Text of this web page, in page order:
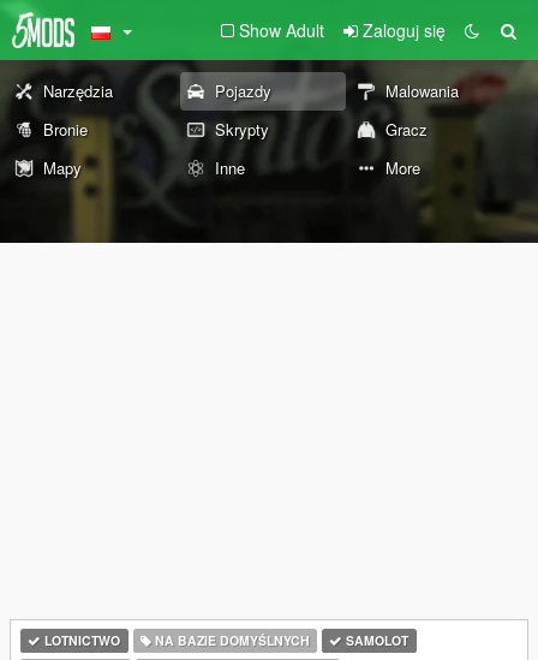
Show Adult Zaloguj się
Narzędzia Pojazdy
Malowania
Bronie
Skrypty
Gracz
Mapy
Inne More
LOTNICTWO NA BAZIE DOMYŚLNYCH
SAMOLOT